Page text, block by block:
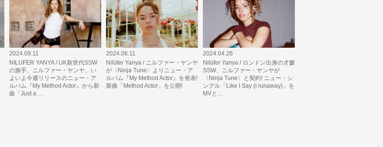
2024.09.11
NILUFER YANYA / UK新世代SSW
の旗手、ニルファー・ヤンヤ、い
よいよ今週リリースのニュー・ア
ルバム『My Method Actor』から新
曲「Just a …
2024.06.11
Nilüfer Yanya / ニルファー・ヤンヤ
が〈Ninja Tune〉よりニュー・ア
ルバム『My Method Actor』を発表!
新曲「Method Actor」を公開!
2024.04.26
Nilüfer Yanya / ロンドン出身の才媛
SSW、ニルファー・ヤンヤが
〈Ninja Tune〉と契約! ニュー・シ
ングル「Like I Say (I runaway)」を
MVと…